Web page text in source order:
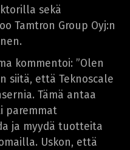
sekä
Tamtron Group Oyj:n
kommentoi: ”Olen
siitä, että Teknoscale
Tämä antaa
paremmat
ja myydä tuotteita
Uskon, että